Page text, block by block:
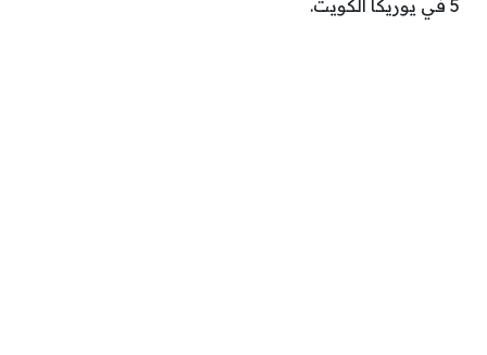
5 في يوريكا الكويت.